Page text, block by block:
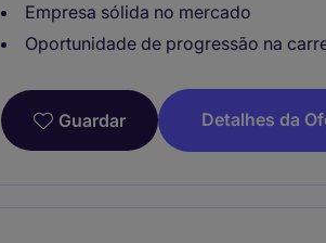
Empresa sólida no mercado
Oportunidade de progressão na
Guardar Detalhes da